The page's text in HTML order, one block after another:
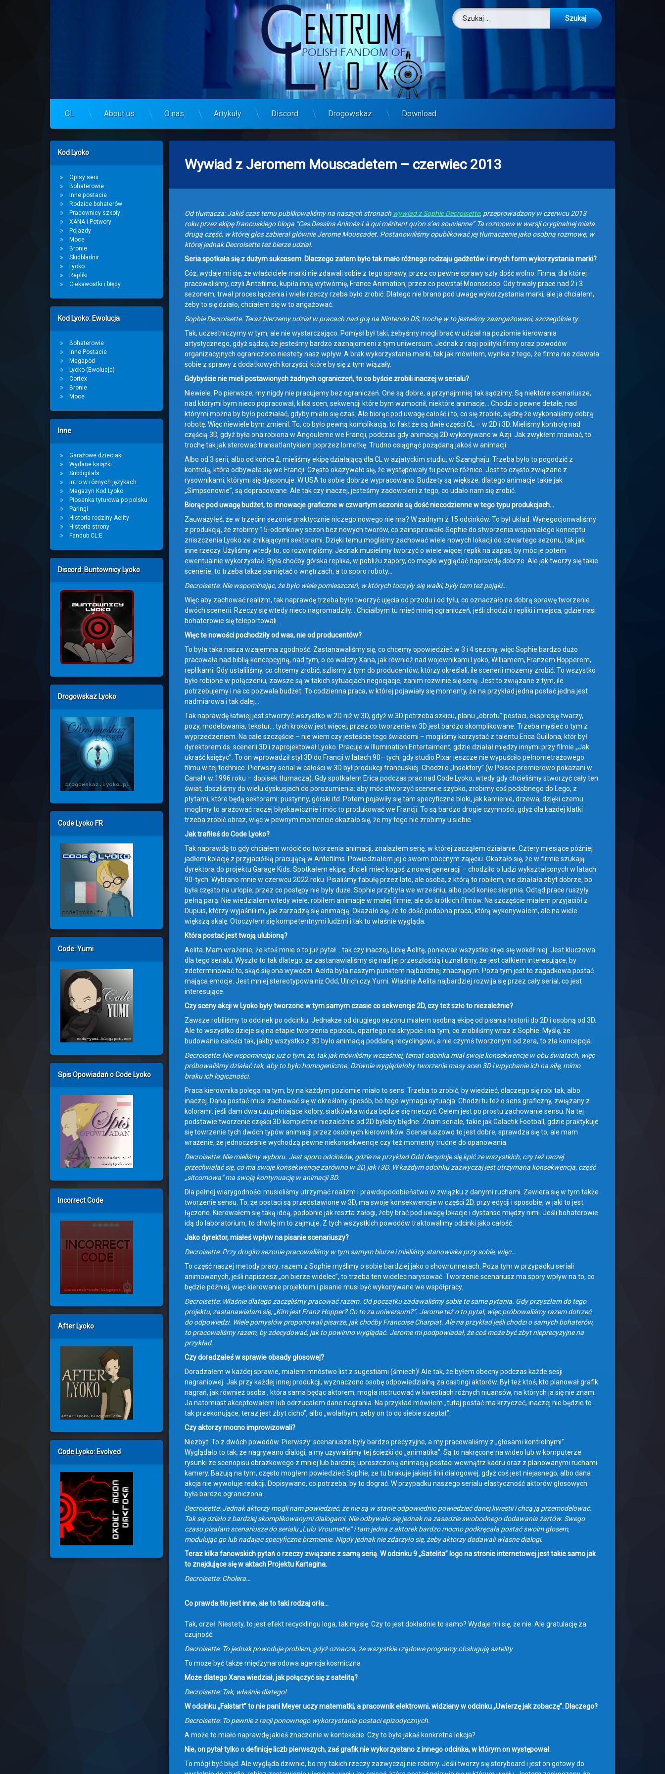
Szukaj:
CL About us O nas Artykuły Discord Drogowskaz Download
Wywiad z Jeromem Mouscadetem – czerwiec 2013
Od tłumacza: Jakiś czas temu publikowaliśmy na naszych stronach wywiad z Sophie Decroisette, przeprowadzony w czerwcu 2013
roku przez ekipę francuskiego bloga “Ces Dessins Animés-Là qui méritent qu’on s’en souvienne”.Ta rozmowa w wersji oryginalnej miała
drugą część, w której głos zabierał głównie Jerome Mouscadet. Postanowiliśmy opublikować jej tłumaczenie jako osobną rozmowę, w
której jednak Decroisette też bierze udział.
Seria spotkała się z dużym sukcesem. Dlaczego zatem było tak mało różnego rodzaju gadżetów i innych form wykorzystania marki?
Cóż, wydaje mi się, że właściciele marki nie zdawali sobie z tego sprawy, przez co pewne sprawy szły dość wolno. Firma, dla której
pracowaliśmy, czyli Antefilms, kupiła inną wytwórnię, France Animation, przez co powstał Moonscoop. Gdy trwały prace nad 2 i 3
sezonem, trwał proces łączenia i wiele rzeczy rzeba było zrobić. Dlatego nie brano pod uwagę wykorzystania marki, ale ja chciałem,
żeby to się działo, chciałem się w to angażować.
Sophie Decroisette: Teraz bierzemy udział w pracach nad grą na Nintendo DS, trochę w to jesteśmy zaangażowani, szczególnie ty.
Tak, uczestniczymy w tym, ale nie wystarczająco. Pomysł był taki, żebyśmy mogli brać w udział na poziomie kierowania
artystycznego, gdyż sądzę, że jesteśmy bardzo zaznajomieni z tym uniwersum. Jednak z racji polityki firmy oraz powodów
organizacyjnych ograniczono niestety nasz wpływ. A brak wykorzystania marki, tak jak mówiłem, wynika z tego, że firma nie zdawała
sobie z sprawy z dodatkowych korzyści, które by się z tym wiązały.
Gdybyście nie mieli postawionych żadnych ograniczeń, to co byście zrobili inaczej w serialu?
Niewiele. Po pierwsze, my nigdy nie pracujemy bez ograniczeń. One są dobre, a przynajmniej tak sądzimy. Są niektóre scenariusze,
nad którymi bym nieco popracował, kilka scen, sekwencji które bym wzmocnił, niektóre animacje… Chodzi o pewne detale, nad
którymi można by było podziałać, gdyby miało się czas. Ale biorąc pod uwagę całość i to, co się zrobiło, sądzę że wykonaliśmy dobrą
robotę. Więc niewiele bym zmienil. To, co było pewną komplikacją, to fakt że są dwie części CL – w 2D i 3D. Mieliśmy kontrolę nad
częścią 3D, gdyż była ona robiona w Angouleme we Francji, podczas gdy animację 2D wykonywano w Azji. Jak zwykłem mawiać, to
trochę tak jak sterować transatlantykiem poprzez lornetkę. Trudno osiągnąć pożądaną jakoś w animacji.
Albo od 3 serii, albo od końca 2, mieliśmy ekipę działającą dla CL w azjatyckim studiu, w Szanghaju. Trzeba było to pogodzić z
kontrolą, która odbywała się we Francji. Często okazywało się, że występowały tu pewne różnice. Jest to często związane z
rysownikami, którymi się dysponuje. W USA to sobie dobrze wypracowano. Budżety są większe, dlatego animacje takie jak
„Simpsonowie”, są dopracowane. Ale tak czy inaczej, jesteśmy zadowoleni z tego, co udało nam się zrobić.
Biorąc pod uwagę budżet, to innowacje graficzne w czwartym sezonie są dość niecodzienne w tego typu produkcjach…
Zauważyłeś, że w trzecim sezonie praktycznie niczego nowego nie ma? W żadnym z 15 odcinków. To był układ. Wynegocjonwaliśmy
z produkcją, że zrobimy 15-odcinkowy sezon bez nowych tworów, co zainspirowało Sophie do stworzenia wspaniałego konceptu
zniszczenia Lyoko ze znikającymi sektorami. Dzięki temu mogliśmy zachować wiele nowych lokacji do czwartego sezonu, tak jak
inne rzeczy. Użyliśmy wtedy to, co rozwinęliśmy. Jednak musielimy tworzyć o wiele więcej replik na zapas, by móc je potem
ewentualnie wykorzystać. Była choćby górska replika, w pobliżu zapory, co mogło wyglądać naprawdę dobrze. Ale jak tworzy się takie
scenerie, to trzeba także pamiętać o wnętrzach, a to sporo roboty…
Decroisette: Nie wspominając, że było wiele pomieszczeń, w których toczyły się walki, były tam też pająki…
Więc aby zachować realizm, tak naprawdę trzeba było tworzyć ujęcia od przodu i od tyłu, co oznaczało na dobrą sprawę tworzenie
dwóch scenerii. Rzeczy się wtedy nieco nagromadziły… Chciałbym tu mieć mniej ograniczeń, jeśli chodzi o repliki i miejsca, gdzie nasi
bohaterowie się teleportowali.
Więc te nowości pochodziły od was, nie od producentów?
To była taka nasza wzajemna zgodność. Zastanawaliśmy się, co chcemy opowiedzieć w 3 i 4 sezony, więc Sophie bardzo dużo
pracowała nad biblią koncepcyjną, nad tym, o co walczy Xana, jak również nad wojownikami Lyoko, Williamem, Franzem Hopperem,
replikami. Gdy ustaliliśmy, co chcemy zrobić, szlismy z tym do producentów, którzy określali, ile scenerii mozemy zrobić. To wszystko
było robione w połączeniu, zawsze są w takich sytuacjach negocjacje, zanim rozwinie się serię. Jest to związane z tym, ile
potrzebujemy i na co pozwala budżet. To codzienna praca, w której pojawiały się momenty, że na przykład jedna postać jedna jest
nadmiarowa i tak dalej…
Tak naprawdę łatwiej jest stworzyć wszystko w 2D niż w 3D, gdyż w 3D potrzeba szkicu, planu „obrotu” postaci, ekspresję twarzy,
pozy, modelowania, tekstur… tych kroków jest więcej, przez co tworzenie w 3D jest bardzo skomplikowane. Trzeba myśleć o tym z
wyprzedzeniem. Na całe szczęście – nie wiem czy jesteście tego świadomi – mogliśmy korzystać z talentu Erica Guillona, któr był
dyrektorem ds. scenerii 3D i zaprojektował Lyoko. Pracuje w Illumination Entertaiment, gdzie działał między innymi przy filmie „Jak
ukraść księżyc”. To on wprowadził styl 3D do Francji w latach 90—tych, gdy studio Pixar jeszcze nie wypuściło pełnometrażowego
filmu w tej technice. Pierwszy serial w całości w 3D był produkcji francuskiej. Chodzi o „Insektory” (w Polsce premierowo pokazani w
Canal+ w 1996 roku – dopisek tłumacza). Gdy spotkałem Erica podczas prac nad Code Lyoko, wtedy gdy chcieliśmy stworzyć cały ten
świat, doszliśmy do wielu dyskusjach do porozumienia: aby móc stworzyć scenerie szybko, zrobimy coś podobnego do Lego, z
płytami, które będą sektorami: pustynny, górski itd. Potem pojawiły się tam specyficzne bloki, jak kamienie, drzewa, dzięki czemu
moglimy to arażować raczej błyskawicznie i móc to produkować we Francji. To są bardzo drogie czynności, gdyż dla każdej klatki
trzeba zrobić obraz, więc w pewnym momencie okazało się, że my tego nie zrobimy u siebie.
Jak trafiłeś do Code Lyoko?
Tak naprawdę to gdy chciałem wrócić do tworzenia animacji, znalazłem serię, w której zacząłem działanie. Cztery miesiące później
jadłem kolację z przyjaciółką pracującą w Antefilms. Powiedziałem jej o swoim obecnym zajęciu. Okazało się, że w firmie szukają
dyrektora do projektu Garage Kids. Spotkałem ekipę, chcieli mieć kogoś z nowej generacji – chodziło o ludzi wykształconych w latach
90-tych. Wybrano mnie w czerwcu 2022 roku. Pisaliśmy fabułę przez lato, ale osoba, z którą to robiłem, nie działała zbyt dobrze, bo
była często na urlopie, przez co postępy nie były duże. Sophie przybyła we wrześniu, albo pod koniec sierpnia. Odtąd prace ruszyły
pełną parą. Nie wiedziałem wtedy wiele, robiłem animacje w małej firmie, ale do krótkich filmów. Na szczęście miałem przyjaciół z
Dupuis, którzy wyjaśnili mi, jak zarzadzą się animacją. Okazało się, że to dość podobna praca, którą wykonywałem, ale na wiele
większą skalę. Otoczyłem się kompetentnymi ludźmi i tak to właśnie wygląda.
Która postać jest twoją ulubioną?
Aelita. Mam wrażenie, że ktoś mnie o to już pytał… tak czy inaczej, lubię Aelitę, ponieważ wszystko kręci się wokół niej. Jest kluczowa
dla tego serialu. Wyszło to tak dlatego, że zastanawialiśmy się nad jej przeszłością i uznaliśmy, że jest całkiem interesujące, by
zdeterminować to, skąd się ona wywodzi. Aelita była naszym punktem najbardziej znaczącym. Poza tym jest to zagadkowa postać
mająca emocje. Jest mniej stereotypowa niż Odd, Ulrich czy Yumi. Właśnie Aelita najbardziej rozwija się przez cały serial, co jest
interesujące.
Czy sceny akcji w Lyoko były tworzone w tym samym czasie co sekwencje 2D, czy też szło to niezależnie?
Zawsze robiliśmy to odcinek po odcinku. Jednakże od drugiego sezonu miałem osobną ekipę od pisania historii do 2D i osobną od 3D.
Ale to wszystko dzieje się na etapie tworzenia epizodu, opartego na skrypcie i na tym, co zrobiliśmy wraz z Sophie. Myślę, że
budowanie całości tak, jakby wszystko z 3D było animacją poddaną recyclingowi, a nie czymś tworzonym od zera, to zła koncepcja.
Decroisette: Nie wspominając już o tym, że, tak jak mówiliśmy wcześniej, temat odcinka miał swoje konsekwencje w obu światach, więc
próbowaliśmy działać tak, aby to było homogeniczne. Dziwnie wyglądałoby tworzenie masy scen 3D i wpychanie ich na siłę, mimo
braku ich logiczności.
Praca kierownika polega na tym, by na każdym poziomie miało to sens. Trzeba to zrobić, by wiedzieć, dlaczego się robi tak, albo
inaczej. Dana postać musi zachować się w określony sposób, bo tego wymaga sytuacja. Chodzi tu też o sens graficzny, związany z
kolorami: jeśli dam dwa uzupełniające kolory, siatkówka widza będzie się meczyć. Celem jest po prostu zachowanie sensu. Na tej
podstawie tworzenie części 3D kompletnie niezależnie od 2D byłoby błędne. Znam seriale, takie jak Galactik Football, gdzie praktykuje
się towrzenie tych dwóch typów animacji przez osobnych kierowników. Scenariuszowo to jest dobre, sprawdza się to, ale mam
wrażenie, że jednocześnie wychodzą pewne niekonsekwencje czy też momenty trudne do opanowania.
Decroisette: Nie mieliśmy wyboru. Jest sporo odcinków, gdzie na przykład Odd decyduje się kpić ze wszystkich, czy też raczej
przechwalać się, co ma swoje konsekwencje zarówno w 2D, jak i 3D. W każdym odcinku zazwyczaj jest utrzymana konsekwencja, część
„sitcomowa” ma swoją kontynuację w animacji 3D.
Dla pełnej wiarygodności musieliśmy utrzymać realizm i prawdopodobieństwo w związku z danymi ruchami. Zawiera się w tym także
tworzenie sensu. To, że postaci są przedstawione w 3D, ma swoje konsekwencjie w części 2D, przy edycji i sposobie, w jaki to jest
łączone. Kierowałem się taką ideą, podobnie jak reszta załogi, żeby brać pod uwagę lokacje i dystanse między nimi. Jeśli bohaterowie
idą do laboratorium, to chwilę im to zajmuje. Z tych wszystkich powodów traktowalimy odcinki jako całość.
Jako dyrektor, miałeś wpływ na pisanie scenariuszy?
Decroisette: Przy drugim sezonie pracowaliśmy w tym samym biurze i mieliśmy stanowiska przy sobie, więc…
To część naszej metody pracy: razem z Sophie myślimy o sobie bardziej jako o showrunnerach. Poza tym w przypadku seriali
animowanych, jeśli napiszesz „on bierze widelec”, to trzeba ten widelec narysować. Tworzenie scenariusz ma spory wpływ na to, co
będzie później, więc kierowanie projektem i pisanie musi być wykonywane we współpracy.
Decroisette: Właśnie dlatego zaczęliśmy pracować razem. Od początku zadawaliśmy sobie te same pytania. Gdy przyszłam do tego
projektu, zastanawiałam się, „Kim jest Franz Hopper? Co to za uniwersum?”. Jerome też o to pytał, więc próbowaliśmy razem dotrzeć
do odpowiedzi. Wiele pomysłów proponowali pisarze, jak choćby Francoise Charpiat. Ale na przykład jeśli chodzi o samych bohaterów,
to pracowaliśmy razem, by zdecydować, jak to powinno wyglądać. Jerome mi podpowiadał, że coś może być zbyt nieprecyzyjne na
przykład.
Czy doradzałeś w sprawie obsady głosowej?
Doradzałem w każdej sprawie, miałem mnóstwo list z sugestiami (śmiech)! Ale tak, że byłem obecny podczas każde sesji
nagraniowej. Jak przy każdej innej produkcji, wyznaczono osobę odpowiedzialną za castingi aktorów. Był też ktoś, kto planował grafik
nagrań, jak również osoba , która sama będąc aktorem, mogła instruować w kwestiach różnych niuansów, na których ja się nie znam.
Ja natomiast akceptowałem lub odrzucałem dane nagrania. Na przykład mówiłem „tutaj postać ma krzyczeć, inaczej nie będzie to
tak przekonujące, teraz jest zbyt cicho”, albo „wolałbym, żeby on to do siebie szeptał”.
Czy aktorzy mocno improwizowali?
Niezbyt. To z dwóch powodów. Pierwszy: scenariusze były bardzo precyzyjne, a my pracowaliśmy z „głosami kontrolnymi”.
Wyglądało to tak, że nagrywano dialogi, a my używaliśmy tej ścieżki do „animatika”. Są to nakręcone na wideo lub w komputerze
rysunki ze scenopisu obrazkowego z mniej lub bardziej uproszczoną animacją postaci wewnątrz kadru oraz z planowanymi ruchami
kamery. Bazują na tym, często mogłem powiedzieć Sophie, że tu brakuje jakiejś linii dialogowej, gdyż coś jest niejasnego, albo dana
akcja nie wywołuje reakcji. Dopisywano, co potrzeba, by to dograć. W przypadku naszego serialu elastyczność aktorów głosowych
była bardzo ograniczona.
Decroisette: Jednak aktorzy mogli nam powiedzieć, że nie są w stanie odpowiednio powiedzieć danej kwestii i chcą ją przemodelować.
Tak się działo z bardziej skomplikowanymi dialogami. Nie odbywało się jednak na zasadzie swobodnego dodawania żartów. Swego
czasu pisałam scenariusze do serialu „Lulu Vroumette” i tam jedna z aktorek bardzo mocno podkręcała postać swoim głosem,
modulując go lub nadając specyficzne brzmienie. Nigdy jednak nie zdarzyło się, żeby aktorzy dodawali własne dialogi.
Teraz kilka fanowskich pytań o rzeczy związane z samą serią. W odcinku 9 „Satelita” logo na stronie internetowej jest takie samo jak
to znajdujące się w aktach Projektu Kartagina.
Decroisette: Cholera…
Co prawda tło jest inne, ale to taki rodzaj orła…
Tak, orzeł. Niestety, to jest efekt recycklingu loga, tak myślę. Czy to jest dokładnie to samo? Wydaje mi się, że nie. Ale gratulację za
czujność.
Decroisette: To jednak powoduje problem, gdyż oznacza, że wszystkie rządowe programy obsługują satelity
To może być także międzynarodowa agencja kosmiczna
Może dlatego Xana wiedział, jak połączyć się z satelitą?
Decroisette: Tak, właśnie dlatego!
W odcinku „Falstart” to nie pani Meyer uczy matematki, a pracownik elektrowni, widziany w odcinku „Uwierzę jak zobaczę”. Dlaczego?
Decroisette: To pewnie z racji ponownego wykorzystania postaci epizodycznych.
A może to miało naprawdę jakieś znaczenie w kontekście. Czy to była jakaś konkretna lekcja?
Nie, on pytał tylko o definicję liczb pierwszych, zaś grafik nie wykorzystano z innego odcinka, w którym on występował.
To mógł być błąd. Ale wygląda dziwnie, bo my takich rzeczy zazwyczaj nie robimy. Jeśli tworzy się storyboard i jest on gotowy do
Left Sidebar
Kod Lyoko
Opisy serii
Bohaterowie
Inne postacie
Rodzice bohaterów
Pracownicy szkoły
XANA i Potwory
Pojazdy
Moce
Bronie
Skidbladnir
Lyoko
Repliki
Ciekawostki i błędy
Kod Lyoko: Ewolucja
Bohaterowie
Inne Postacie
Megapod
Lyoko (Ewolucja)
Cortex
Bronie
Moce
Inne
Garażowe dzieciaki
Wydane książki
Subdigitals
Intro w różnych językach
Magazyn Kod Lyoko
Piosenka tytułowa po polsku
Paringi
Historia rodziny Aelity
Historia strony
Fandub CL:E
Discord: Buntownicy Lyoko
Drogowskaz Lyoko
Code Lyoko FR
Code: Yumi
Spis Opowiadań o Code Lyoko
Incorrect Code
After Lyoko
Code Lyoko: Evolved